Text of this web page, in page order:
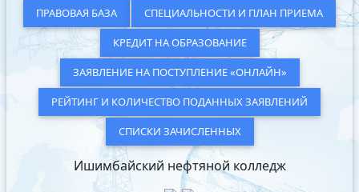
ПРАВОВАЯ БАЗА СПЕЦИАЛЬНОСТИ И ПЛАН ПРИЕМА
КРЕДИТ НА ОБРАЗОВАНИЕ
ЗАЯВЛЕНИЕ НА ПОСТУПЛЕНИЕ «ОНЛАЙН»
РЕЙТИНГ И КОЛИЧЕСТВО ПОДАННЫХ ЗАЯВЛЕНИЙ
СПИСКИ ЗАЧИСЛЕННЫХ
Ишимбайский нефтяной колледж